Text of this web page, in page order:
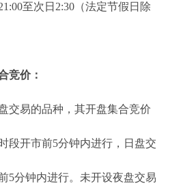
至次日2:30（法定节假日除
竞价：
易的品种，其开盘集合竞价
段开市前5分钟内进行，日盘交
5分钟内进行。未开设夜盘交易